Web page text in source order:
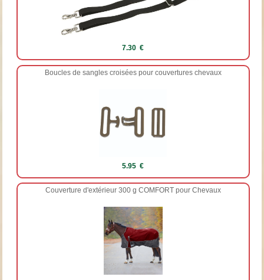
7.30 €
Boucles de sangles croisées pour couvertures chevaux
5.95 €
Couverture d'extérieur 300 g COMFORT pour Chevaux